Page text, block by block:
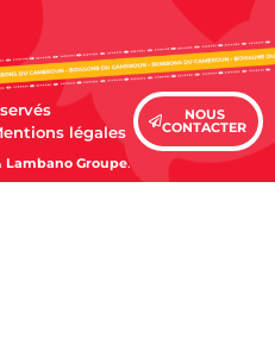
légales
NOUS
CONTACTER
Lambano Groupe.